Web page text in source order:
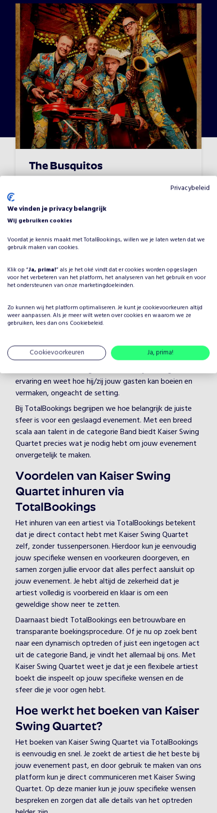
The Busquitos
Jazz Achtergrondmuziek
Waarom Kaiser Swing Quartet
Het plannen van een evenement brengt veel keuzes met
zich mee, maar één ding is zeker: je wilt dat het
Quartet te boeken, kies je voor een professionele artiest
in de categorie Band, die je evenement naar een hoger
niveau tilt. Kaiser Swing Quartet heeft jarenlange
ervaring en weet hoe hij/zij jouw gasten kan boeien en
vermaken, ongeacht de setting.
Bij TotalBookings begrijpen we hoe belangrijk de juiste
sfeer is voor een geslaagd evenement. Met een breed
scala aan talent in de categorie Band biedt Kaiser Swing
Quartet precies wat je nodig hebt om jouw evenement
onvergetelijk te maken.
Voordelen van Kaiser Swing
Quartet inhuren via
TotalBookings
Het inhuren van een artiest via TotalBookings betekent
dat je direct contact hebt met Kaiser Swing Quartet
zelf, zonder tussenpersonen. Hierdoor kun je eenvoudig
jouw specifieke wensen en voorkeuren doorgeven, en
samen zorgen jullie ervoor dat alles perfect aansluit op
jouw evenement. Je hebt altijd de zekerheid dat je
artiest volledig is voorbereid en klaar is om een
geweldige show neer te zetten.
Daarnaast biedt TotalBookings een betrouwbare en
transparante boekingsprocedure. Of je nu op zoek bent
naar een dynamisch optreden of juist een ingetogen act
uit de categorie Band, je vindt het allemaal bij ons. Met
Kaiser Swing Quartet weet je dat je een flexibele artiest
boekt die inspeelt op jouw specifieke wensen en de
sfeer die je voor ogen hebt.
Hoe werkt het boeken van Kaiser
Swing Quartet?
Het boeken van Kaiser Swing Quartet via TotalBookings
is eenvoudig en snel. Je zoekt de artiest die het beste bij
jouw evenement past, en door gebruik te maken van ons
platform kun je direct communiceren met Kaiser Swing
Quartet. Op deze manier kun je jouw specifieke wensen
bespreken en zorgen dat alle details van het optreden
Privacybeleid
We vinden je privacy belangrijk
Wij gebruiken cookies
Voordat je kennis maakt met TotalBookings, willen we je laten weten dat we
gebruik maken van cookies.
Klik op “Ja, prima!” als je het oké vindt dat er cookies worden opgeslagen
voor het verbeteren van het platform, het analyseren van het gebruik en voor
het ondersteunen van onze marketingdoeleinden.
Zo kunnen wij het platform optimaliseren. Je kunt je cookievoorkeuren altijd
weer aanpassen. Als je meer wilt weten over cookies en waarom we ze
gebruiken, lees dan ons Cookiebeleid.
Cookievoorkeuren Ja, prima!